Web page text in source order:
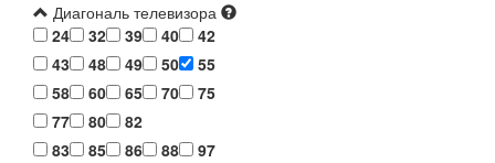
Диагональ телевизора
24
32 39 40
42
43
48 49 50
55
58
60 65 70
75
77
80
82
83
85 86 88
97